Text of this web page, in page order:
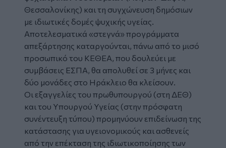
Θεσσαλονίκης) και τη συγχώνευση δημόσιων
με ιδιωτικές δομές ψυχικής υγείας.
Αποτελεσματικά «στεγνά» προγράμματα
απεξάρτησης καταργούνται, πάνω από το μισό
προσωπικό του ΚΕΘΕΑ, που δουλεύει με
συμβάσεις ΕΣΠΑ, θα απολυθεί σε 3 μήνες και
δύο μονάδες στο Ηράκλειο θα κλείσουν.
Οι εξαγγελίες του πρωθυπουργού (στη ΔΕΘ)
και του Υπουργού Υγείας (στην πρόσφατη
συνέντευξη τύπου) προμηνύουν επιδείνωση της
κατάστασης για υγειονομικούς και ασθενείς
από την επέκταση της ιδιωτικοποίησης των